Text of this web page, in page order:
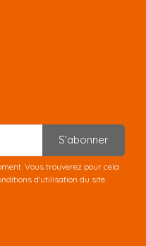
S’abonner
Vous trouverez pour cela
d'utilisation du site.